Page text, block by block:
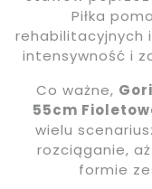
Piłka
rehabilitacyjnych
intensywność i
Co ważne,
55cm
wielu
rozciąganie,
formie